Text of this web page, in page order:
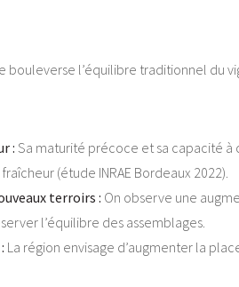
bouleverse l’équilibre traditionnel du
: Sa maturité précoce et sa capacité à
(étude INRAE Bordeaux 2022).
terroirs : On observe une
l’équilibre des assemblages.
La région envisage d’augmenter la